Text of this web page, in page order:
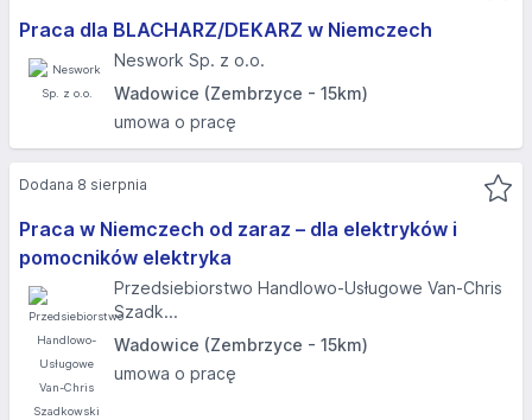
Praca dla BLACHARZ/DEKARZ w Niemczech
Neswork Sp. z o.o.
Wadowice (Zembrzyce - 15km)
umowa o pracę
Praca w Niemczech od zaraz – dla elektryków i
pomocników elektryka
Przedsiebiorstwo Handlowo-Usługowe Van-Chris
Szadk...
Wadowice (Zembrzyce - 15km)
umowa o pracę
Dodana 8 sierpnia